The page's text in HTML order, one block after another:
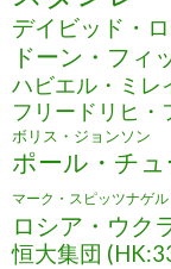
デイビッド・
ドーン・フィ
ハビエル・ミレ
フリードリヒ・
ボリス・ジョンソン
ポール・チ
マーク・スピッツナゲル
ロシア・ウク
恒大集団